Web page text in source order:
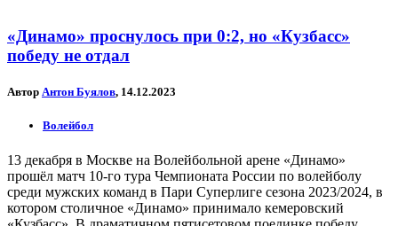
«Динамо» проснулось при 0:2, но «Кузбасс»
победу не отдал
Автор Антон Буялов, 14.12.2023
Волейбол
13 декабря в Москве на Волейбольной арене «Динамо»
прошёл матч 10-го тура Чемпионата России по волейболу
среди мужских команд в Пари Суперлиге сезона 2023/2024, в
котором столичное «Динамо» принимало кемеровский